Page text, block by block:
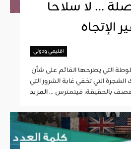
… لا سلاحا
الإتجاه
اقليمي ودولي
الشجرة التي تخفي غابة الشرور التي
بالحقيقة، فيتمترس ...